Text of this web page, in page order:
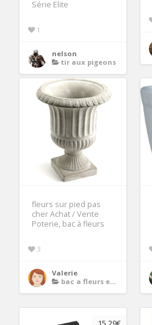
Série Elite
1
nelson
tir aux pigeons
fleurs sur pied pas
cher Achat / Vente
Poterie, bac à fleurs
3
Valerie
bac a fleurs en bois